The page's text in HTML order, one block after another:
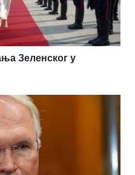
Зеленског у